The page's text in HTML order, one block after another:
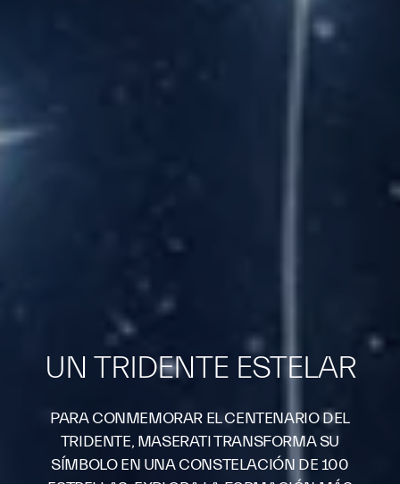
UN TRIDENTE ESTELAR
PARA CONMEMORAR EL CENTENARIO DEL
TRIDENTE, MASERATI TRANSFORMA SU
SÍMBOLO EN UNA CONSTELACIÓN DE 100